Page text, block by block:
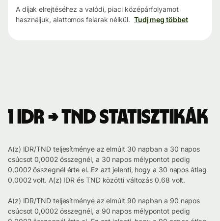
A díjak elrejtéséhez a valódi, piaci középárfolyamot
használjuk, alattomos felárak nélkül. Tudj meg többet
1 IDR → TND statisztikák
A(z) IDR/TND teljesítménye az elmúlt 30 napban a 30 napos
csúcsot 0,0002 összegnél, a 30 napos mélypontot pedig
0,0002 összegnél érte el. Ez azt jelenti, hogy a 30 napos átlag
0,0002 volt. A(z) IDR és TND közötti változás 0.68 volt.
A(z) IDR/TND teljesítménye az elmúlt 90 napban a 90 napos
csúcsot 0,0002 összegnél, a 90 napos mélypontot pedig